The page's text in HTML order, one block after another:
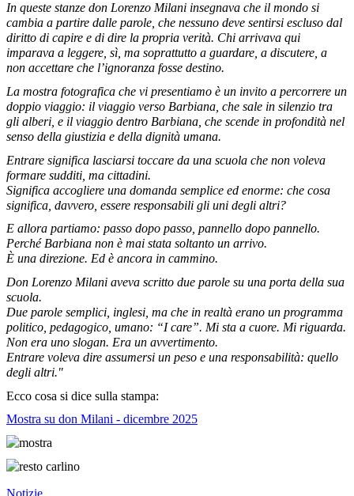
In queste stanze don Lorenzo Milani insegnava che il mondo si
cambia a partire dalle parole, che nessuno deve sentirsi escluso dal
diritto di capire e di dire la propria verità. Chi arrivava qui
imparava a leggere, sì, ma soprattutto a guardare, a discutere, a
non accettare che l’ignoranza fosse destino.
La mostra fotografica che vi presentiamo è un invito a percorrere un
doppio viaggio: il viaggio verso Barbiana, che sale in silenzio tra
gli alberi, e il viaggio dentro Barbiana, che scende in profondità nel
senso della giustizia e della dignità umana.
Entrare significa lasciarsi toccare da una scuola che non voleva
formare sudditi, ma cittadini.
Significa accogliere una domanda semplice ed enorme: che cosa
significa, davvero, essere responsabili gli uni degli altri?
E allora partiamo: passo dopo passo, pannello dopo pannello.
Perché Barbiana non è mai stata soltanto un arrivo.
È una direzione. Ed è ancora in cammino.
Don Lorenzo Milani aveva scritto due parole su una porta della sua
scuola.
Due parole semplici, inglesi, ma che in realtà erano un programma
politico, pedagogico, umano: “I care”. Mi sta a cuore. Mi riguarda.
Non era uno slogan. Era un avvertimento.
Entrare voleva dire assumersi un peso e una responsabilità: quello
degli altri."
Ecco cosa si dice sulla stampa:
Mostra su don Milani - dicembre 2025
Notizie